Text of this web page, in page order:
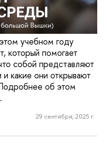
учебном году
который помогает
собой представляют
какие они открывают
об этом
29 сентября, 2025 г.